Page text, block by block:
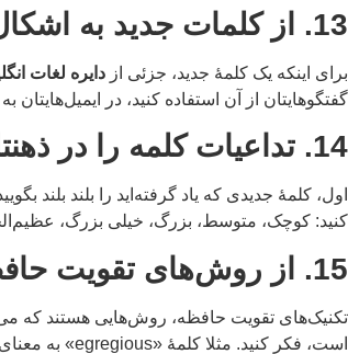
13. از کلمات جدید به اشکال مختلف استفاده کنید
برای اینکه یک کلمۀ جدید، جزئی از دایره لغات
گفتگوهایتان از آن استفاده کنید، در
14. تداعیات کلمه را در ذهنتان بسازید
اول، کلمۀ جدیدی که یاد گرفته‌اید را بلند بلند
کنید: کوچک، متوسط، بزرگ، خیلی بزرگ،
15. از روش‌های تقویت حافظه استفاده کنید
تکنیک‌های تقویت حافظه، روش‌هایی هستند که
است، فکر کنید. مثلا کلمۀ «egregious» به معنای «بی‌اندازه بد و افتضاح» را با این جمله به خاطر بسپارید «Don’t let that smelly rotten egg reach us».